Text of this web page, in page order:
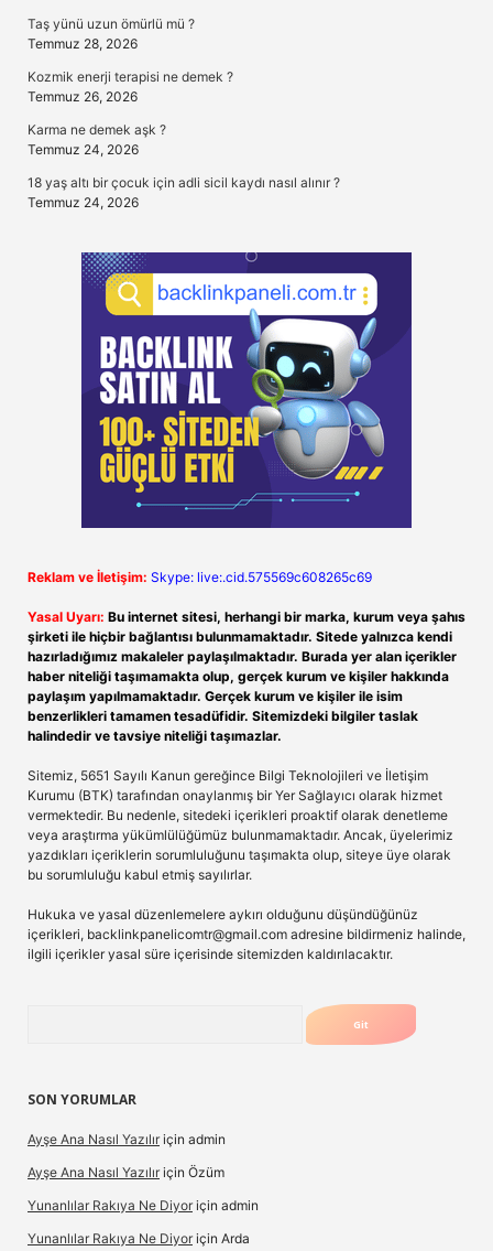
Taş yünü uzun ömürlü mü ?
Temmuz 28, 2026
Kozmik enerji terapisi ne demek ?
Temmuz 26, 2026
Karma ne demek aşk ?
Temmuz 24, 2026
18 yaş altı bir çocuk için adli sicil kaydı nasıl alınır ?
Temmuz 24, 2026
Reklam ve İletişim: Skype: live:.cid.575569c608265c69
Yasal Uyarı: Bu internet sitesi, herhangi bir marka, kurum veya şahıs
şirketi ile hiçbir bağlantısı bulunmamaktadır. Sitede yalnızca kendi
hazırladığımız makaleler paylaşılmaktadır. Burada yer alan içerikler
haber niteliği taşımamakta olup, gerçek kurum ve kişiler hakkında
paylaşım yapılmamaktadır. Gerçek kurum ve kişiler ile isim
benzerlikleri tamamen tesadüfidir. Sitemizdeki bilgiler taslak
halindedir ve tavsiye niteliği taşımazlar.
Sitemiz, 5651 Sayılı Kanun gereğince Bilgi Teknolojileri ve İletişim
Kurumu (BTK) tarafından onaylanmış bir Yer Sağlayıcı olarak hizmet
vermektedir. Bu nedenle, sitedeki içerikleri proaktif olarak denetleme
veya araştırma yükümlülüğümüz bulunmamaktadır. Ancak, üyelerimiz
yazdıkları içeriklerin sorumluluğunu taşımakta olup, siteye üye olarak
bu sorumluluğu kabul etmiş sayılırlar.
Hukuka ve yasal düzenlemelere aykırı olduğunu düşündüğünüz
içerikleri, backlinkpanelicomtr@gmail.com adresine bildirmeniz halinde,
ilgili içerikler yasal süre içerisinde sitemizden kaldırılacaktır.
SON YORUMLAR
Ayşe Ana Nasıl Yazılır için admin
Ayşe Ana Nasıl Yazılır için Özüm
Yunanlılar Rakıya Ne Diyor için admin
Yunanlılar Rakıya Ne Diyor için Arda